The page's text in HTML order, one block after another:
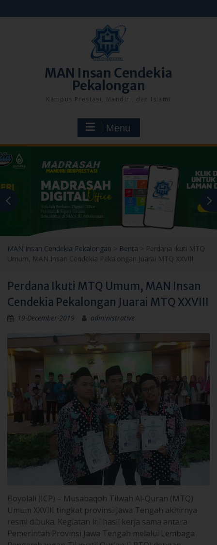
to
MAN Insan Cendekia
Pekalongan
Kampus Prestasi, Mandiri, dan Islami
Menu
MAN Insan Cendekia Pekalongan > Berita > Perdana Ikuti MTQ
Umum, MAN Insan Cendekia Pekalongan Juarai MTQ XXVIII
Perdana Ikuti MTQ Umum, MAN Insan
Cendekia Pekalongan Juarai MTQ XXVIII
19-December-2019 administrative
Boyolali (ICP) – Musabaqoh Tilwah Al-Quran (MTQ)
Umum XXVIII tingkat provinsi Jawa Tengah akhirnya
resmi dibuka. Kegiatan ini hasil kerja sama antara
Pemerintah Provinsi Jawa Tengah melalui Lembaga